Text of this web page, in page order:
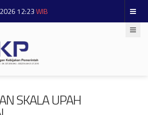
12:23WIB
SKALA UPAH